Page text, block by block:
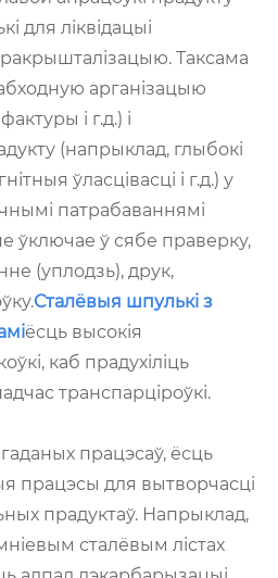
для ліквідацыі
Таксама
арганізацыю
і г.д.) і
(напрыклад, глыбокі
ўласцівасці і г.д.) у
патрабаваннямі
ўключае ў сябе праверку,
(уплодзь), друк,
Сталёвыя шпулькі з
ёсць высокія
каб прадухіліць
транспарціроўкі.
працэсаў, ёсць
працэсы для вытворчасці
прадуктаў. Напрыклад,
сталёвым лістах